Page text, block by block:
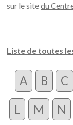
sur le sitedu
Liste de toutes
A B C
L M N